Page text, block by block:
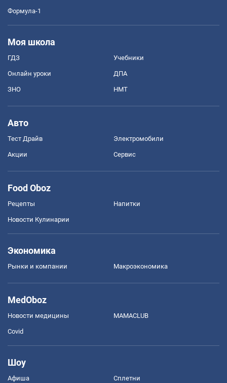
Формула-1
Моя школа
ГДЗ Учебники
Онлайн уроки ДПА
ЗНО НМТ
Авто
Тест Драйв Электромобили
Акции Сервис
Food Oboz
Рецепты Напитки
Новости Кулинарии
Экономика
Рынки и компании Mакроэкономика
MedOboz
Новости медицины MAMACLUB
Covid
Шоу
Афиша Сплетни